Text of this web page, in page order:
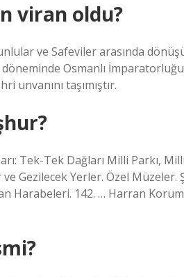
viran oldu?
ve Safeviler arasında
Osmanlı İmparatorluğu
unvanını taşımıştır.
Tek-Tek Dağları Milli Parkı,
ve Gezilecek Yerler. Özel
Harabeleri. 142. … Harran